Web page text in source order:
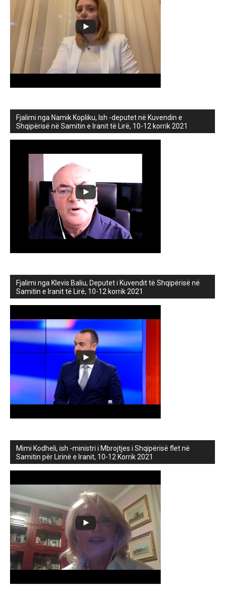
Fjalimi nga Namik Kopliku, Ish -deputet në Kuvendin e
Shqipërisë në Samitin e Iranit të Lirë, 10-12 korrik 2021
Fjalimi nga Klevis Baliu, Deputet i Kuvendit të Shqipërisë në
Samitin e Iranit të Lirë, 10-12 korrik 2021
Mimi Kodheli, ish -ministri i Mbrojtjes i Shqipërisë flet në
Samitin për Lirinë e Iranit, 10-12 Korrik 2021